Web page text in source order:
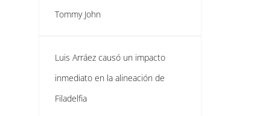
Tommy John
Luis Arráez causó un impacto
inmediato en la alineación de
Filadelfia